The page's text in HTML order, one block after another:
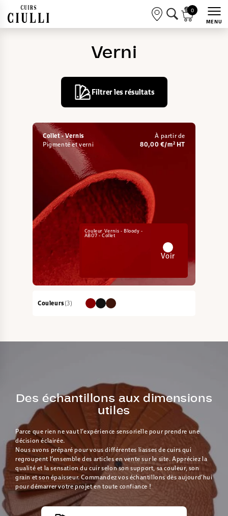
0
MENU
Verni
Filtrer les résultats
Collet - Vernis
Pigmenté et verni
À partir de
80,00 €/m² HT
Couleur Vernis - Bloody -
AB07 - Collet
Voir
Couleurs(3)
Des échantillons aux dimensions
utiles
Parce que rien ne vaut l’expérience sensorielle pour prendre une
décision éclairée.
Nous avons préparé pour vous différentes liasses de cuirs qui
regroupent l’ensemble des articles en vente sur le site. Appréciez la
qualité et la sensation du cuir selon son support, sa couleur, son
grain et son épaisseur. Commandez vos échantillons dès aujourd’hui
pour démarrer votre projet en toute confiance !